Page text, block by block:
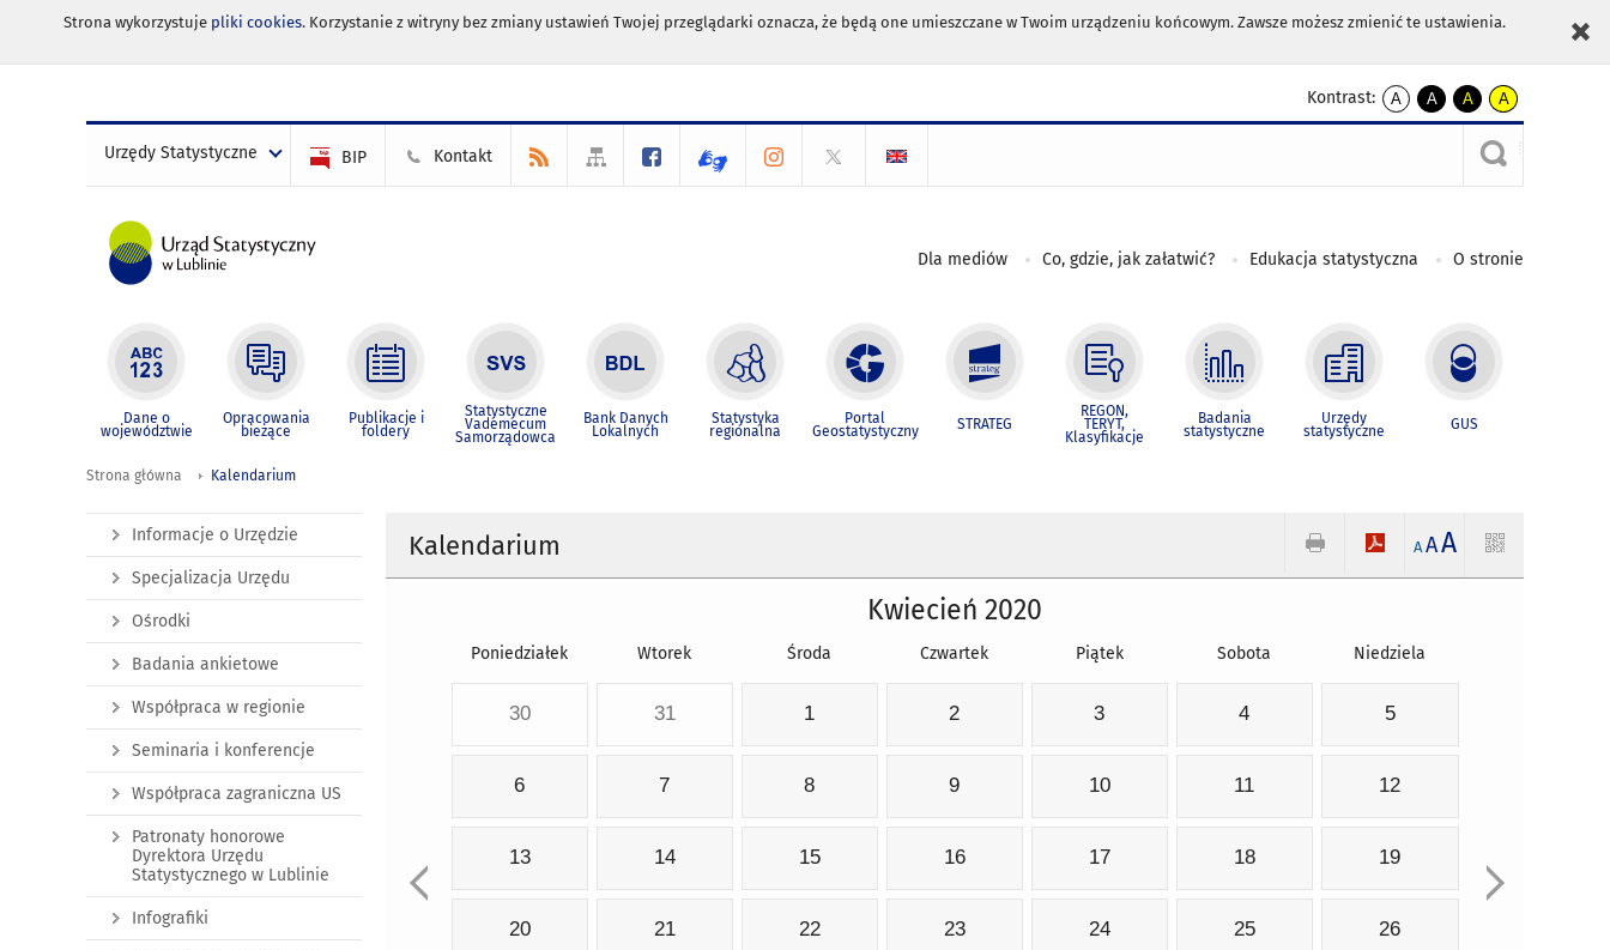
Strona wykorzystuje pliki cookies. Korzystanie z witryny bez zmiany ustawień Twojej przeglądarki oznacza, że będą one umieszczane w Twoim urządzeniu końcowym. Zawsze możesz zmienić te ustawienia.
Kontrast:
A
kontrast
A
kontrast
czarnym
A
kontrast
żółty
tekst
czarnym
A
kontrast
czarny
tekst
żółtym
Urzędy Statystyczne BIP Kontakt
Dla mediów Co, gdzie, jak załatwić? Edukacja statystyczna O stronie
Dane o
województwie
Opracowania
bieżące
Publikacje i
foldery
Statystyczne
Vademecum
Samorządowca
Bank Danych
Lokalnych
Statystyka
regionalna
Portal
Geostatystyczny STRATEG
REGON,
TERYT,
Klasyfikacje
Badania
statystyczne
Urzędy
statystyczne GUS
Strona główna Kalendarium
Kalendarium A AA
Kwiecień 2020
Poniedziałek Wtorek Środa Czwartek Piątek Sobota Niedziela
30 31 1 2 3 4 5
6 7 8 9 10 11 12
13 14 15 16 17 18 19
20 21 22 23 24 25 26
Informacje o Urzędzie
Specjalizacja Urzędu
Ośrodki
Badania ankietowe
Współpraca w regionie
Seminaria i konferencje
Współpraca zagraniczna US
Patronaty honorowe
Dyrektora Urzędu
Statystycznego w Lublinie
Infografiki